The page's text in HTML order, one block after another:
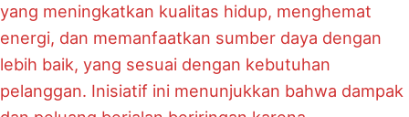
yang meningkatkan kualitas hidup, menghemat
energi, dan memanfaatkan sumber daya dengan
lebih baik, yang sesuai dengan kebutuhan
pelanggan. Inisiatif ini menunjukkan bahwa dampak